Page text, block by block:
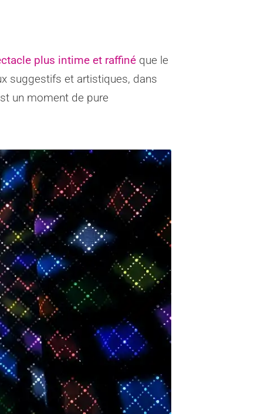
plus intime et raffiné que le
suggestifs et artistiques, dans
un moment de pure